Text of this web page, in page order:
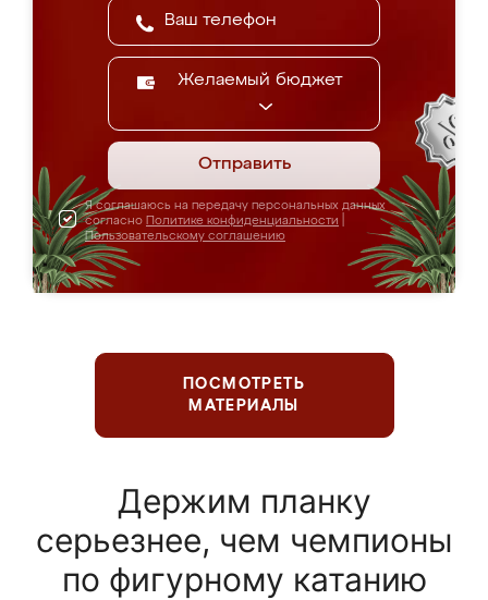
Желаемый бюджет
Отправить
Я соглашаюсь на передачу персональных данных
согласно Политике конфиденциальности
Пользовательскому соглашению
ПОСМОТРЕТЬ
МАТЕРИАЛЫ
Держим планку
серьезнее, чем чемпионы
по фигурному катанию